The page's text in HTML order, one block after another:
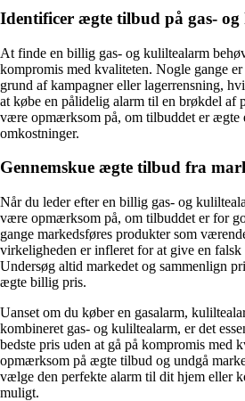
Identificer ægte tilbud på gas-
At finde en billig gas- og kuliltealarm
kompromis med kvaliteten. Nogle gange
grund af kampagner eller lagerrensning,
at købe en pålidelig alarm til en brøkdel af
være opmærksom på, om tilbuddet er ægte
omkostninger.
Gennemskue ægte tilbud fra
Når du leder efter en billig gas- og
være opmærksom på, om tilbuddet er for
gange markedsføres produkter som
virkeligheden er infleret for at give en falsk
Undersøg altid markedet og sammenlign
ægte billig pris.
Uanset om du køber en gasalarm,
kombineret gas- og kuliltealarm, er det
bedste pris uden at gå på kompromis med
opmærksom på ægte tilbud og undgå
vælge den perfekte alarm til dit hjem eller
muligt.